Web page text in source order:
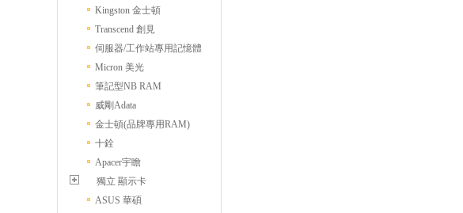
Kingston 金士頓
Transcend 創見
伺服器/工作站專用記憶體
Micron 美光
筆記型NB RAM
威剛Adata
金士頓(品牌專用RAM)
十銓
Apacer宇瞻
獨立 顯示卡
ASUS 華碩